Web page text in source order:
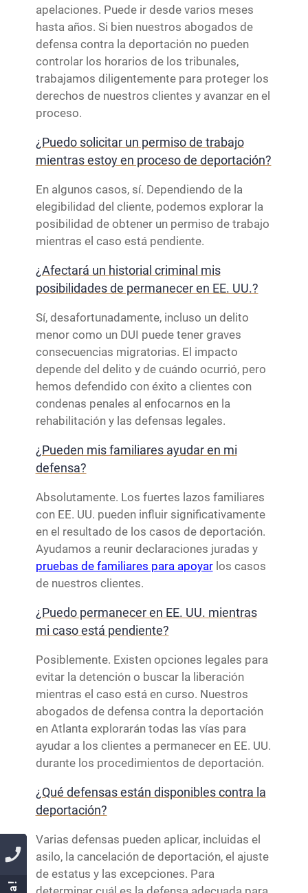
apelaciones. Puede ir desde varios meses
hasta años. Si bien nuestros abogados de
defensa contra la deportación no pueden
controlar los horarios de los tribunales,
trabajamos diligentemente para proteger los
derechos de nuestros clientes y avanzar en el
proceso.
¿Puedo solicitar un permiso de trabajo
mientras estoy en proceso de deportación?
En algunos casos, sí. Dependiendo de la
elegibilidad del cliente, podemos explorar la
posibilidad de obtener un permiso de trabajo
mientras el caso está pendiente.
¿Afectará un historial criminal mis
posibilidades de permanecer en EE. UU.?
Sí, desafortunadamente, incluso un delito
menor como un DUI puede tener graves
consecuencias migratorias. El impacto
depende del delito y de cuándo ocurrió, pero
hemos defendido con éxito a clientes con
condenas penales al enfocarnos en la
rehabilitación y las defensas legales.
¿Pueden mis familiares ayudar en mi
defensa?
Absolutamente. Los fuertes lazos familiares
con EE. UU. pueden influir significativamente
en el resultado de los casos de deportación.
Ayudamos a reunir declaraciones juradas y
pruebas de familiares para apoyarlos casos
de nuestros clientes.
¿Puedo permanecer en EE. UU. mientras
mi caso está pendiente?
Posiblemente. Existen opciones legales para
evitar la detención o buscar la liberación
mientras el caso está en curso. Nuestros
abogados de defensa contra la deportación
en Atlanta explorarán todas las vías para
ayudar a los clientes a permanecer en EE. UU.
durante los procedimientos de deportación.
¿Qué defensas están disponibles contra la
deportación?
Varias defensas pueden aplicar, incluidas el
asilo, la cancelación de deportación, el ajuste
de estatus y las excepciones. Para